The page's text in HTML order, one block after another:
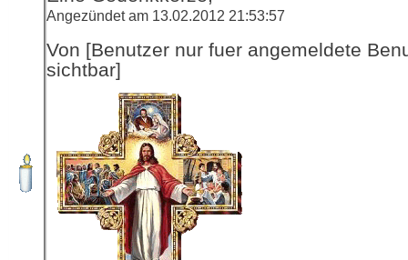
Angezündet am 13.02.2012 21:53:57
Von [Benutzer nur fuer angemeldete
sichtbar]